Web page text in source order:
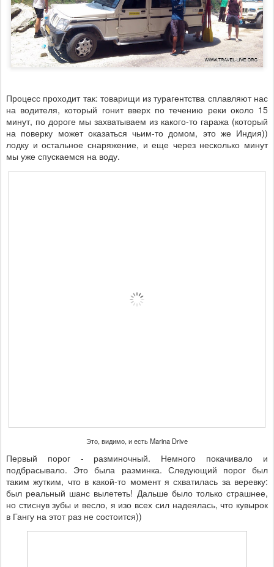
Процесс проходит так: товарищи из турагентства сплавляют нас
на водителя, который гонит вверх по течению реки около 15
минут, по дороге мы захватываем из какого-то гаража (который
на поверку может оказаться чьим-то домом, это же Индия))
лодку и остальное снаряжение, и еще через несколько минут
мы уже спускаемся на воду.
Это, видимо, и есть Marina Drive
Первый порог - разминочный. Немного покачивало и
подбрасывало. Это была разминка. Следующий порог был
таким жутким, что в какой-то момент я схватилась за веревку:
был реальный шанс вылететь! Дальше было только страшнее,
но стиснув зубы и весло, я изо всех сил надеялась, что кувырок
в Гангу на этот раз не состоится))